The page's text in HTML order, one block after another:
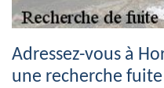
Adressez-vous à
une recherche